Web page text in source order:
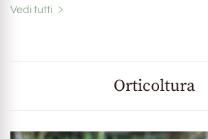
Vedi tutti
Orticoltura